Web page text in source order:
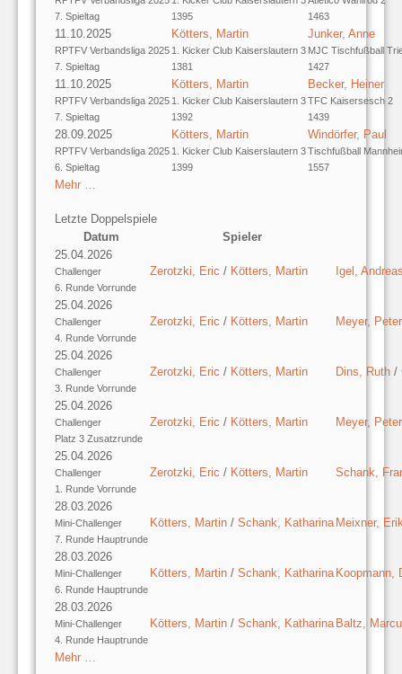
7. Spieltag
1395
1463
11.10.2025
RPTFV Verbandsliga 2025
7. Spieltag
Kötters, Martin
1. Kicker Club Kaiserslautern 3
1381
Junker, Anne
MJC Tischfußball
1427
11.10.2025
RPTFV Verbandsliga 2025
7. Spieltag
Kötters, Martin
1. Kicker Club Kaiserslautern 3
1392
Becker, Heiner
TFC Kaisersesch 2
1439
28.09.2025
RPTFV Verbandsliga 2025
6. Spieltag
Kötters, Martin
1. Kicker Club Kaiserslautern 3
1399
Windörfer, Paul
Tischfußball
1557
Mehr …
Letzte Doppelspiele
Datum
Spieler
25.04.2026
Challenger
6. Runde Vorrunde
Zerotzki, Eric / Kötters, Martin Igel,
25.04.2026
Challenger
4. Runde Vorrunde
Zerotzki, Eric / Kötters, Martin Meyer, Peter
25.04.2026
Challenger
3. Runde Vorrunde
Zerotzki, Eric / Kötters, Martin Dins, Ruth /
25.04.2026
Challenger
Platz 3 Zusatzrunde
Zerotzki, Eric / Kötters, Martin Meyer, Peter
25.04.2026
Challenger
1. Runde Vorrunde
Zerotzki, Eric / Kötters, Martin Schank,
28.03.2026
Mini-Challenger
7. Runde Hauptrunde
Kötters, Martin / Schank, Katharina Meixner,
28.03.2026
Mini-Challenger
6. Runde Hauptrunde
Kötters, Martin / Schank, Katharina Koopmann,
28.03.2026
Mini-Challenger
4. Runde Hauptrunde
Kötters, Martin / Schank, Katharina Baltz,
Mehr …